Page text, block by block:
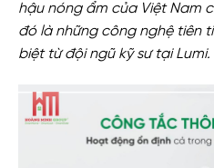
hậu nóng ẩm của Việt Nam
đó là những công nghệ tiên
biệt từ đội ngũ kỹ sư tại Lumi.